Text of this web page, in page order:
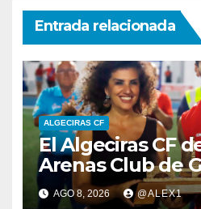
Entrada relacionada
ALGECIRAS CF
El Algeciras CF
Arenas Club de
Lanzarote y lleva
AGO 8, 2026 @ALEX1